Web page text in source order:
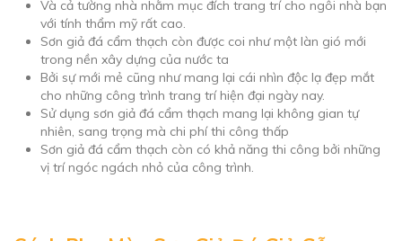
Và cả tường nhà nhằm mục đích trang trí cho ngôi nhà bạn
với tính thẩm mỹ rất cao.
Sơn giả đá cẩm thạch còn được coi như một làn gió mới
trong nền xây dựng của nước ta
Bởi sự mới mẻ cũng như mang lại cái nhìn độc lạ đẹp mắt
cho những công trình trang trí hiện đại ngày nay.
Sử dụng sơn giả đá cẩm thạch mang lại không gian tự
nhiên, sang trọng mà chi phí thi công thấp
Sơn giả đá cẩm thạch còn có khả năng thi công bởi những
vị trí ngóc ngách nhỏ của công trình.